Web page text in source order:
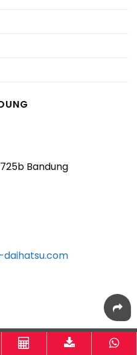
Bandung
byOtomotif-Bandung.com